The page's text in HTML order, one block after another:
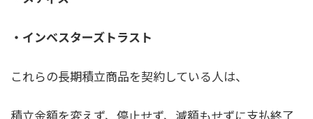
・インベスターズトラスト
これらの長期積立商品を契約している人は、
積立金額を変えず、停止せず、減額もせずに支払終了